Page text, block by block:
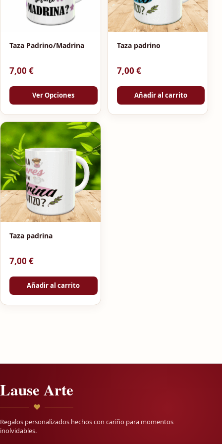
Taza Padrino/Madrina
7,00 €
Ver Opciones
Este producto tiene múltiples variantes. Las opciones se
Taza padrino
7,00 €
Añadir al carrito
Taza padrina
7,00 €
Añadir al carrito
Lause Arte
♥
Regalos personalizados hechos con cariño para momentos
inolvidables.